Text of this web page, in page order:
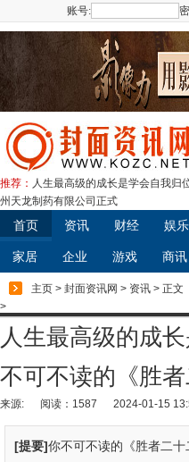
账号:
推荐： 人生最高级的成长是学会自我归
州天龙制药有限公司正式
首页 资讯 财经 娱乐
家居 企业 游戏 商讯
主页 > 封面资讯网 > 资讯 > 正文
>
人生最高级的成
不可不读的《胜者
来源: 阅读：1587 2024-01-15
[提要]你不可不读的《胜者二十